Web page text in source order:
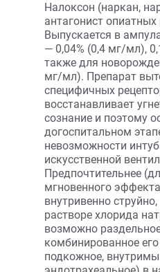
Налоксон (наркан,
антагонист опиатных
Выпускается в
— 0,04% (0,4 мг/мл),
также для
мг/мл). Препарат
специфичных
восстанавливает
сознание и поэтому
догоспитальном
невозможности
искусственной
Предпочтительнее
мгновенного
внутривенно
растворе хлорида
возможно
комбинированное
подкожное,